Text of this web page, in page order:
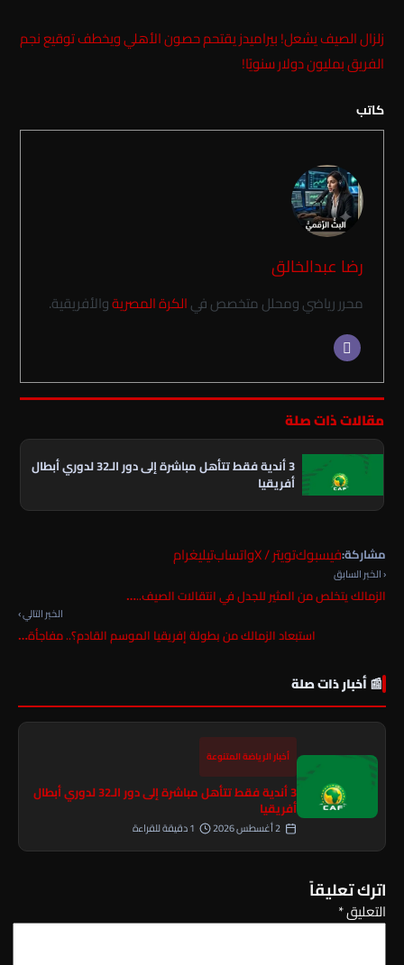
زلزال الصيف يشعل! بيراميدز يقتحم حصون الأهلي ويخطف توقيع نجم
الفريق بمليون دولار سنويًا!
كاتب
رضا عبدالخالق
محرر رياضي ومحلل متخصص فيالكرة المصريةوالأفريقية.
مقالات ذات صلة
3 أندية فقط تتأهل مباشرة إلى دور الـ32 لدوري أبطال
أفريقيا
مشاركة:فيسبوكتويتر / X واتسابتيليغرام
‹ الخبر السابق
الزمالك يتخلص من المثير للجدل في انتقالات الصيف..…
الخبر التالي ›
استبعاد الزمالك من بطولة إفريقيا الموسم القادم؟.. مفاجأة…
📰 أخبار ذات صلة
أخبار الرياضة المتنوعة
3 أندية فقط تتأهل مباشرة إلى دور الـ32 لدوري أبطال
أفريقيا
اترك تعليقاً
التعليق*